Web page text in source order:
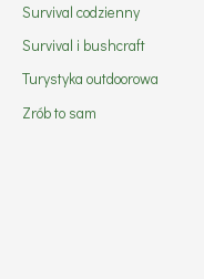
Survival codzienny
Survival i bushcraft
Turystyka outdoorowa
Zrób to sam